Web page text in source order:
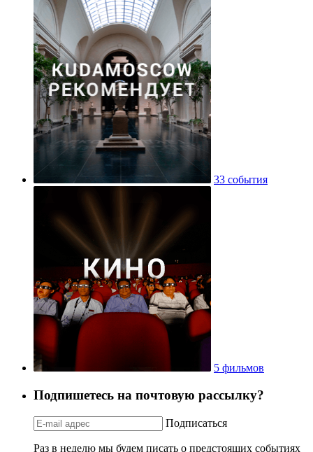
33 события
5 фильмов
Подпишетесь на почтовую рассылку?
Подписаться
Раз в неделю мы будем писать о предстоящих событиях